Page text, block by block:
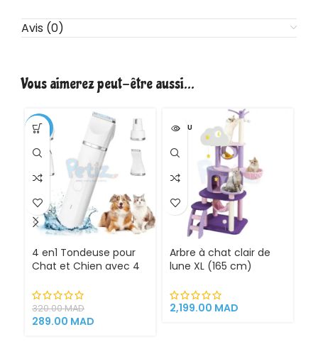
Avis (0)
Vous aimerez peut-être aussi…
-10%
4 en1 Tondeuse pour
Chat et Chien avec 4
320.00MAD
289.00 MAD
VENDU
Arbre à chat clair de
lune XL (165 cm)
chat griffoirs
2,199.00 MAD